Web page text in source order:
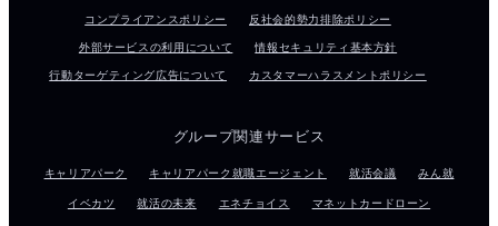
コンプライアンスポリシー 反社会的勢力排除ポリシー
外部サービスの利用について 情報セキュリティ基本方針
行動ターゲティング広告について カスタマーハラスメントポリシー